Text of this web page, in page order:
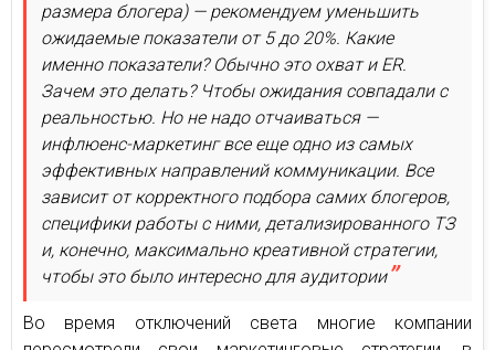
размера блогера) — рекомендуем уменьшить
ожидаемые показатели от 5 до 20%. Какие
именно показатели? Обычно это охват и ER.
Зачем это делать? Чтобы ожидания совпадали с
реальностью. Но не надо отчаиваться —
инфлюенс-маркетинг все еще одно из самых
эффективных направлений коммуникации. Все
зависит от корректного подбора самих блогеров,
специфики работы с ними, детализированного ТЗ
и, конечно, максимально креативной стратегии,
чтобы это было интересно для аудитории
Во время отключений света многие компании